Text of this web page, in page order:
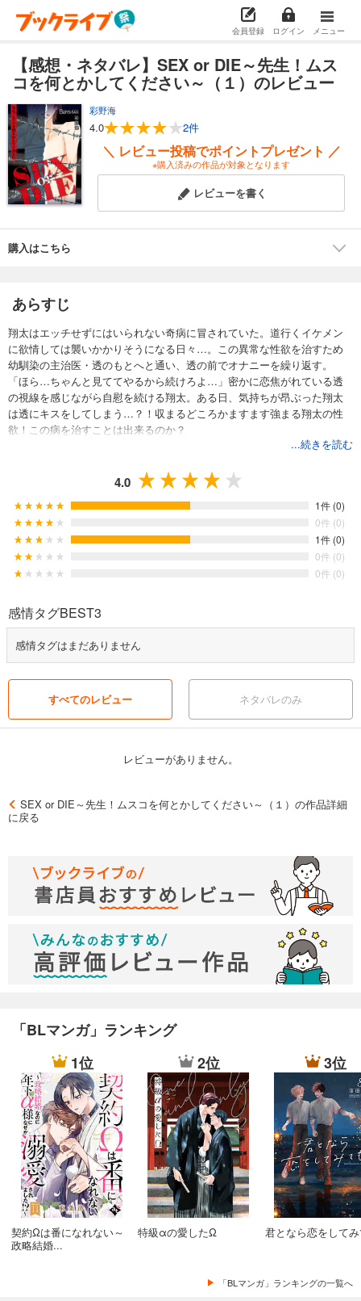
会員登録 ログイン メニュー
【感想・ネタバレ】SEX or DIE～先生！ムス
コを何とかしてください～（１）のレビュー
彩野海
4.0 2件
＼ レビュー投稿でポイントプレゼント ／
※購入済みの作品が対象となります
レビューを書く
購入はこちら
あらすじ
翔太はエッチせずにはいられない奇病に冒されていた。道行くイケメン
に欲情しては襲いかかりそうになる日々…。この異常な性欲を治すため
幼馴染の主治医・透のもとへと通い、透の前でオナニーを繰り返す。
「ほら…ちゃんと見ててやるから続けろよ…」密かに恋焦がれている透
の視線を感じながら自慰を続ける翔太。ある日、気持ちが昂ぶった翔太
は透にキスをしてしまう…？！収まるどころかますます強まる翔太の性
欲！この病を治すことは出来るのか？
...続きを読む
4.0
1件 (0)
0件 (0)
1件 (0)
0件 (0)
0件 (0)
感情タグBEST3
感情タグはまだありません
すべてのレビュー ネタバレのみ
レビューがありません。
SEX or DIE～先生！ムスコを何とかしてください～（１）の作品詳細
に戻る
「BLマンガ」ランキング
1位
契約Ωは番になれない～
政略結婚...
2位
特級αの愛したΩ
3位
君となら恋をして
「BLマンガ」ランキングの一覧へ